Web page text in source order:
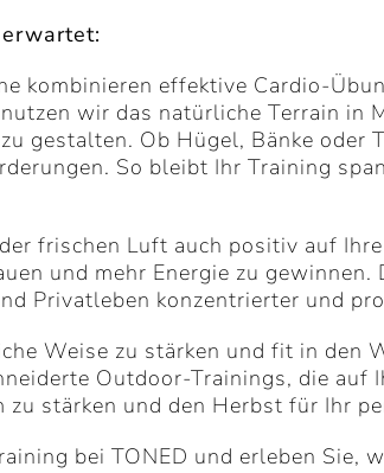
kombinieren effektive Cardio-
wir das natürliche Terrain in
gestalten. Ob Hügel, Bänke oder
So bleibt Ihr Training
frischen Luft auch positiv auf
und mehr Energie zu gewinnen.
Privatleben konzentrierter und
Weise zu stärken und fit in den
Outdoor-Trainings, die
stärken und den Herbst für Ihr
bei TONED und erleben Sie,